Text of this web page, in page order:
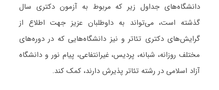
دانشگاه‌های جداول زیر که مربوط به آزمون دکتری سال
گذشته است، می‌تواند به داوطلبان عزیز جهت اطلاع از
گرایش‌های دکتری ﺗﺌﺎﺗﺮ و نیز دانشگاه‌هایی که در دوره‌های
مختلف روزانه، شبانه، پردیس، غیرانتفاعی، پیام نور و دانشگاه
آزاد اﺳﻼمی در رشته ﺗﺌﺎﺗﺮ پذیرش دارند، کمک کند.